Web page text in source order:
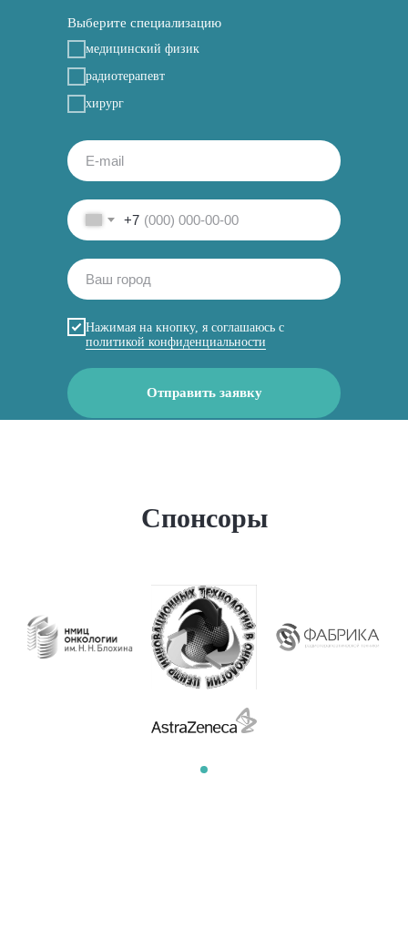
Выберите специализацию
медицинский физик
радиотерапевт
хирург
+7
Нажимая на кнопку, я соглашаюсь с
политикой конфиденциальности
Отправить заявку
Спонсоры